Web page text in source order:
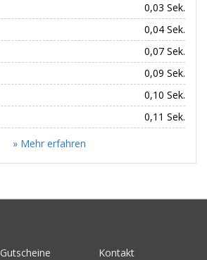
0,03 Sek.
0,04 Sek.
0,07 Sek.
0,09 Sek.
0,10 Sek.
0,11 Sek.
» Mehr erfahren
Gutscheine
Kontakt